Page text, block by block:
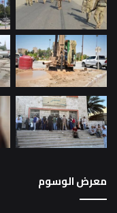
معرض الوسوم